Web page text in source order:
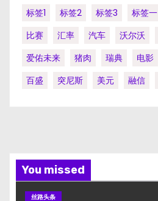
标签1
标签2 标签3 标签一
比赛
汇率 汽车 沃尔沃
爱佑未来
猪肉 瑞典 电影
百盛
突尼斯 美元 融信
You missed
丝路头条